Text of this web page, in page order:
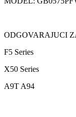
ODGOVARAJUCI
F5 Series
X50 Series
A9T A94